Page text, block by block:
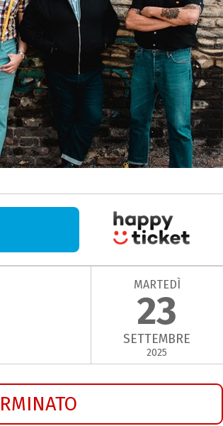
MARTEDÌ
23
SETTEMBRE
2025